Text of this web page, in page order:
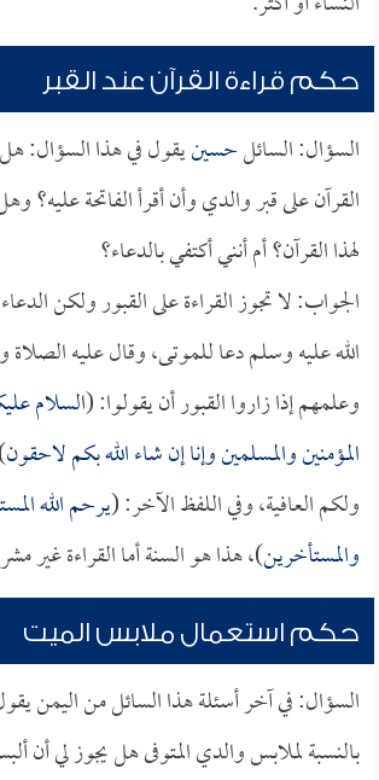
حكم قراءة القرآن عند القبر
السؤال: السائلحسينيقول في هذا السؤال:
القرآن على قبر والدي وأن أقرأ الفاتحة عليه؟
لهذا القرآن؟ أم أنني أكتفي بالدعاء؟
الجواب: لا تجوز القراءة على القبور ولكن
الله عليه وسلم دعا للموتى، وقال عليه
وعلمهم إذا زاروا القبور أن يقولوا: (السلام
المؤمنين والمسلمين وإنا إن شاء الله بكم لاحقون
ولكم العافية، وفي اللفظ الآخر: (يرحم الله
والمستأخرين)، هذا هو السنة أما القراءة غير
حكم استعمال ملابس الميت
السؤال: في آخر أسئلة هذا السائل من اليمن
بالنسبة لملابس والدي المتوفى هل يجوز لي أن